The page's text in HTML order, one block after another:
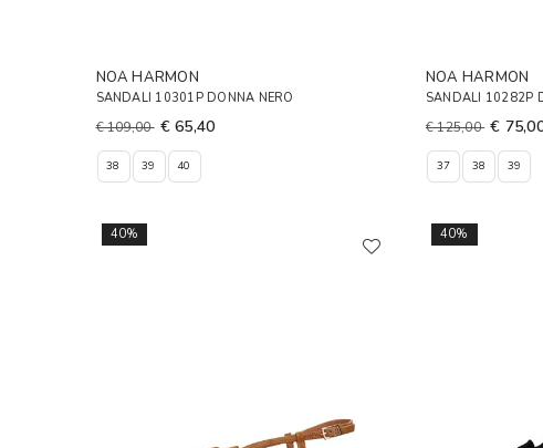
NOA HARMON
SANDALI 10301P DONNA NERO
€ 109,00 € 65,40
38 39 40
NOA HARMON
SANDALI 10282P
€ 125,00 €
37 38 39
40% 40%